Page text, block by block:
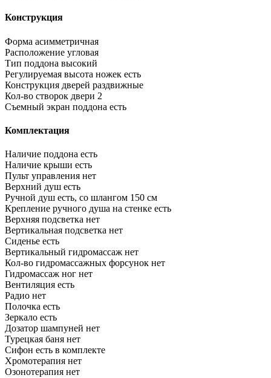
Конструкция
Форма асимметричная
Расположение угловая
Тип поддона высокий
Регулируемая высота ножек есть
Конструкция дверей раздвижные
Кол-во створок двери 2
Съемный экран поддона есть
Комплектация
Наличие поддона есть
Наличие крыши есть
Пульт управления нет
Верхний душ есть
Ручной душ есть, со шлангом 150 см
Крепление ручного душа на стенке есть
Верхняя подсветка нет
Вертикальная подсветка нет
Сиденье есть
Вертикальный гидромассаж нет
Кол-во гидромассажных форсунок нет
Гидромассаж ног нет
Вентиляция есть
Радио нет
Полочка есть
Зеркало есть
Дозатор шампуней нет
Турецкая баня нет
Сифон есть в комплекте
Хромотерапия нет
Озонотерапия нет